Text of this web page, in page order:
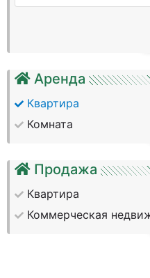
Аренда
Квартира
Комната
Продажа
Квартира
Коммерческая